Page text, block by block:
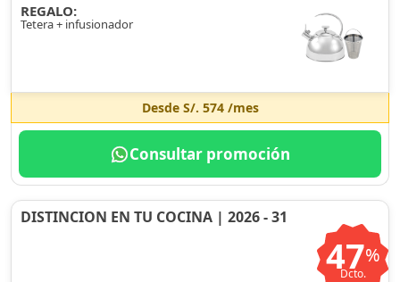
REGALO:
Tetera + infusionador
Desde S/. 574/mes
Consultar promoción
DISTINCION EN TU COCINA | 2026 - 31
47%
Dcto.